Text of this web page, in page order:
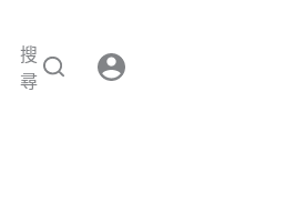
搜
尋